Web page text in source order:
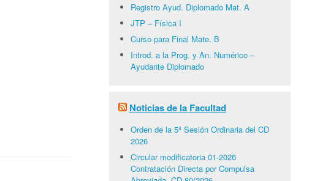
Registro Ayud. Diplomado Mat. A
JTP – Física I
Curso para Final Mate. B
Introd. a la Prog. y An. Numérico –
Ayudante Diplomado
Noticias de la Facultad
Orden de la 5ª Sesión Ordinaria del CD
2026
Circular modificatoria 01-2026
Contratación Directa por Compulsa